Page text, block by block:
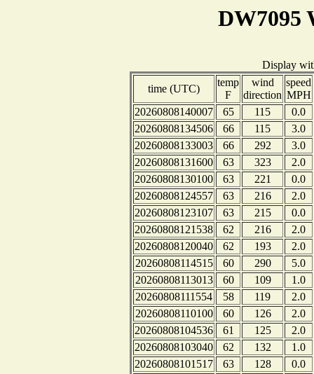
DW7095
Display
time (UTC)
temp
F
wind
direction
speed
MPH
20260808140007
65 115
0.0
20260808134506
66 115
3.0
20260808133003
66 292
3.0
20260808131600
63 323
2.0
20260808130100
63 221
0.0
20260808124557
63 216
2.0
20260808123107
63 215
0.0
20260808121538
62 216
2.0
20260808120040
62 193
2.0
20260808114515
60 290
5.0
20260808113013
60 109
1.0
20260808111554
58 119
2.0
20260808110100
60 126
2.0
20260808104536
61 125
2.0
20260808103040
62 132
1.0
20260808101517
63 128
0.0